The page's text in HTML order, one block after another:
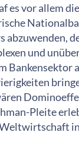
es vor allem
abzuwenden,
und
Bankensektor
Pleite